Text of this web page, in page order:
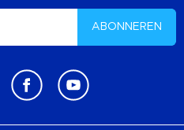
ABONNEREN